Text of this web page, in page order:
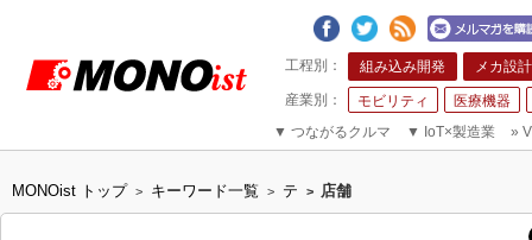
組み込み開発 メカ設計
モビリティ
医療機器
▼ つながるクルマ ▼ IoT×製造業 »
MONOist トップ > キーワード一覧 > テ > 店舗